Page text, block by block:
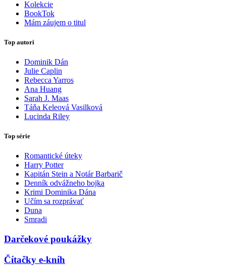
Kolekcie
BookTok
Mám záujem o titul
Top autori
Dominik Dán
Julie Caplin
Rebecca Yarros
Ana Huang
Sarah J. Maas
Táňa Keleová Vasilková
Lucinda Riley
Top série
Romantické úteky
Harry Potter
Kapitán Stein a Notár Barbarič
Denník odvážneho bojka
Krimi Dominika Dána
Učím sa rozprávať
Duna
Smradi
Darčekové poukážky
Čítačky e-kníh